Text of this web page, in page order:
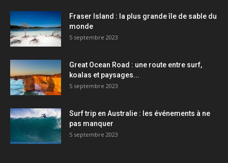
Fraser Island : la plus grande île de sable du
monde
5 septembre 2023
Great Ocean Road : une route entre surf,
koalas et paysages...
5 septembre 2023
Surf trip en Australie : les événements à ne
pas manquer
5 septembre 2023